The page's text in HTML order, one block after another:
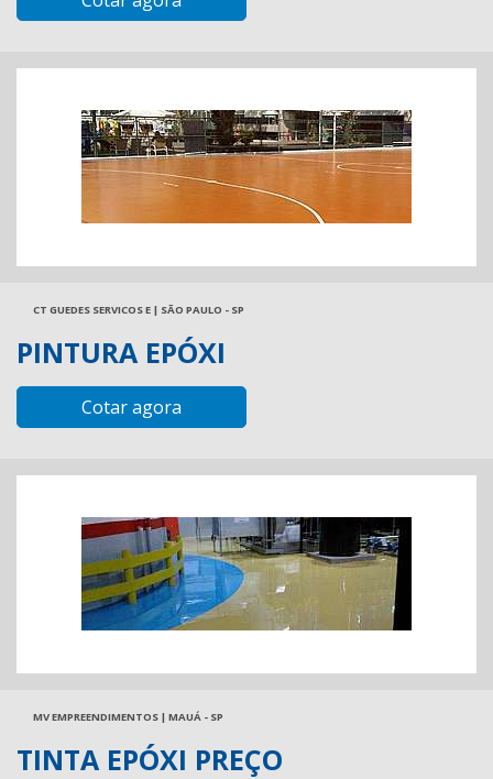
CT GUEDES SERVICOS E | SÃO PAULO - SP
PINTURA EPÓXI
Cotar agora
MV EMPREENDIMENTOS | MAUÁ - SP
TINTA EPÓXI PREÇO